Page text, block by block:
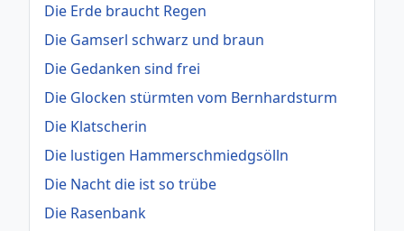
Die Erde braucht Regen
Die Gamserl schwarz und braun
Die Gedanken sind frei
Die Glocken stürmten vom Bernhardsturm
Die Klatscherin
Die lustigen Hammerschmiedgsölln
Die Nacht die ist so trübe
Die Rasenbank